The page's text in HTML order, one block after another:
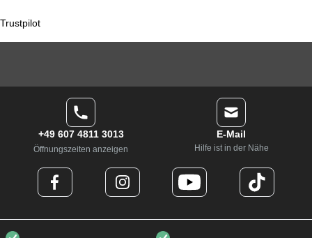
Trustpilot
+49 607 4811 3013
Öffnungszeiten anzeigen
E-Mail
Hilfe ist in der Nähe